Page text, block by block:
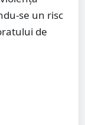
se un risc
de